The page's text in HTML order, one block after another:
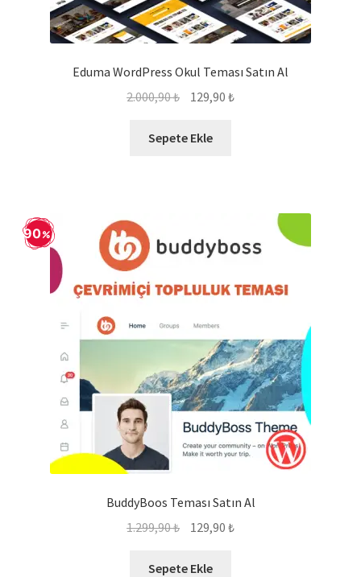
Eduma WordPress Okul Teması Satın Al
2.000,90₺
Orijinal
2.000,90 ₺.
129,90 ₺Şu
Sepete Ekle
BuddyBoos Teması Satın Al
90
1.299,90₺
Orijinal
1.299,90 ₺.
129,90 ₺Şu
Sepete Ekle